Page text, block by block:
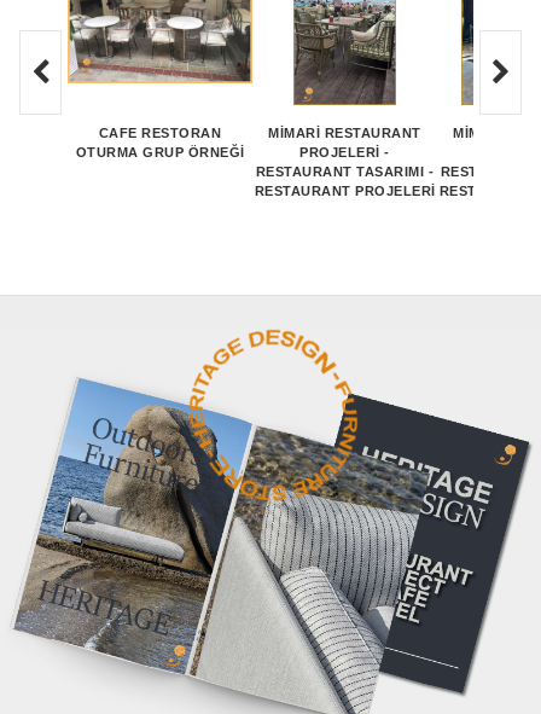
CAFE RESTORAN
OTURMA GRUP ÖRNEĞI
MİMARİ RESTAURANT
PROJELERİ -
RESTAURANT TASARIMI -
RESTAURANT PROJELERİ
MİMARİ
RESTAURANT